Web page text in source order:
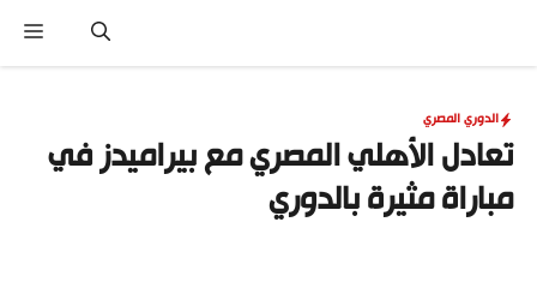
المحتوى
الدوري المصري
تعادل الأهلي المصري مع بيراميدز في
مباراة مثيرة بالدوري